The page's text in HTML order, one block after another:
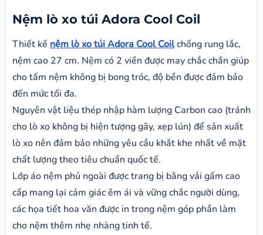
Nệm lò xo túi Adora Cool Coil
Thiết kếnệm lò xo túi Adora Cool Coilchống rung lắc,
nệm cao 27 cm. Nệm có 2 viền được may chắc chắn giúp
cho tấm nệm không bị bong tróc, độ bền được đảm bảo
đến mức tối đa.
Nguyên vật liệu thép nhập hàm lượng Carbon cao (tránh
cho lò xo không bị hiện tượng gãy, xẹp lún) để sản xuất
lò xo nên đảm bảo những yêu cầu khắt khe nhất về mặt
chất lượng theo tiêu chuẩn quốc tế.
Lớp áo nệm phủ ngoài được trang bị bằng vải gấm cao
cấp mang lại cảm giác êm ái và vững chắc người dùng,
các họa tiết hoa văn được in trong nệm góp phần làm
cho nệm thêm nhẹ nhàng tinh tế.